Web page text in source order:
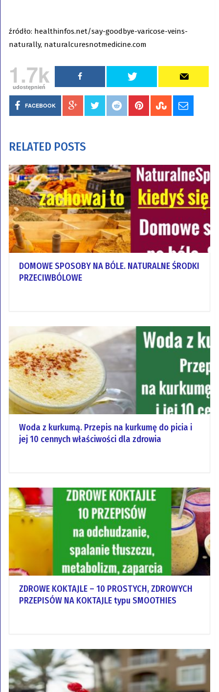
źródło: healthinfos.net/say-goodbye-varicose-veins-
naturally, naturalcuresnotmedicine.com
1.7k
udostępnień
FACEBOOK
RELATED POSTS
DOMOWE SPOSOBY NA BÓLE. NATURALNE ŚRODKI
PRZECIWBÓLOWE
Woda z kurkumą. Przepis na kurkumę do picia i
jej 10 cennych właściwości dla zdrowia
ZDROWE KOKTAJLE – 10 PROSTYCH, ZDROWYCH
PRZEPISÓW NA KOKTAJLE typu SMOOTHIES